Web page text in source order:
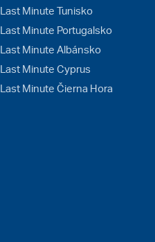
Last Minute Tunisko
Last Minute Portugalsko
Last Minute Albánsko
Last Minute Cyprus
Last Minute Čierna Hora